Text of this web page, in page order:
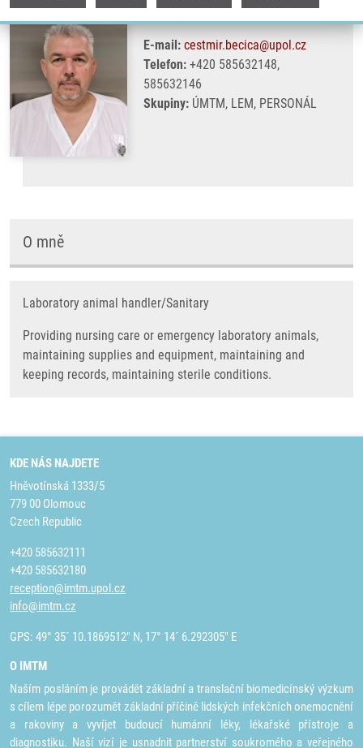
E-mail: cestmir.becica@upol.cz
Telefon: +420 585632148,
585632146
Skupiny: ÚMTM, LEM, PERSONÁL
O mně
Laboratory animal handler/Sanitary
Providing nursing care or emergency laboratory animals,
maintaining supplies and equipment, maintaining and
keeping records, maintaining sterile conditions.
KDE NÁS NAJDETE
Hněvotínská 1333/5
779 00 Olomouc
Czech Republic
+420 585632111
+420 585632180
reception@imtm.upol.cz
info@imtm.cz
GPS: 49° 35´ 10.1869512" N, 17° 14´ 6.292305" E
O IMTM
Naším posláním je provádět základní a translační biomedicínský výzkum
s cílem lépe porozumět základní příčině lidských infekčních onemocnění
a rakoviny a vyvíjet budoucí humánní léky, lékařské přístroje a
diagnostiku. Naší vizí je usnadnit partnerství soukromého a veřejného